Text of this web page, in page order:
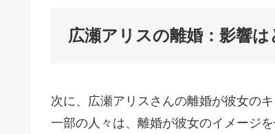
広瀬アリスの離婚：影響
次に、広瀬アリスさんの離婚が彼女の
一部の人々は、離婚が彼女のイメージ